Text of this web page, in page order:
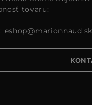
tovaru:
eshop@marionnaud.sk